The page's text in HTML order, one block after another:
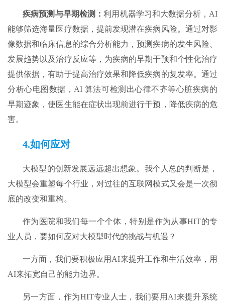
疾病预测与早期检测：利用机器学习和大数据分析，AI
能够筛选海量医疗数据，提前发现潜在疾病风险。通过对影
像数据和临床信息的综合分析能力，预测疾病的发生风险、
发展趋势以及治疗反应等，为疾病的早期干预和个性化治疗
提供依据，有助于提高治疗效果和降低疾病的复发率。通过
分析心电图数据，AI 算法可检测出心律不齐等心脏疾病的
早期迹象，使医生能在症状出现前进行干预，降低疾病的危
害。
4.如何应对
大模型的创新发展远远超出想象。我个人总的判断是，
大模型会重塑每个行业，对过往的互联网模式又会是一次彻
底的改变和重构。
作为医院和我们每一个个体，特别是作为从事HIT的专
业人员，要如何应对大模型时代的挑战与机遇？
一方面，我们要积极应用AI来提升工作和生活效率，用
AI来拓宽自己的能力边界。
另一方面，作为HIT专业人士，我们要用AI来提升系统